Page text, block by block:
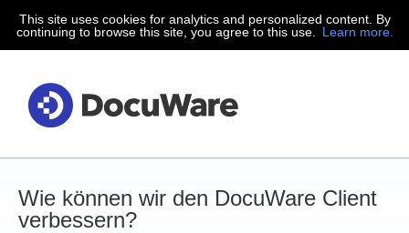
Zum
Inhalt
This site uses cookies for analytics and personalized content. By
continuing to browse this site, you agree to this use.
Learn more.
Wie können wir den DocuWare Client
verbessern?